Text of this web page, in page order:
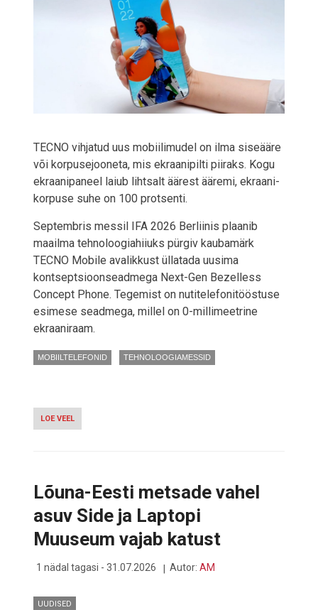
TECNO vihjatud uus mobiilimudel on ilma siseääre
või korpusejooneta, mis ekraanipilti piiraks. Kogu
ekraanipaneel laiub lihtsalt äärest ääremi, ekraani-
korpuse suhe on 100 protsenti.
Septembris messil IFA 2026 Berliinis plaanib
maailma tehnoloogiahiiuks pürgiv kaubamärk
TECNO Mobile avalikkust üllatada uusima
kontseptsioonseadmega Next-Gen Bezelless
Concept Phone. Tegemist on nutitelefonitööstuse
esimese seadmega, millel on 0-millimeetrine
ekraaniraam.
MOBIILTELEFONID TEHNOLOOGIAMESSID
LOE VEEL
TECNO
PUUDUB
Lõuna-Eesti metsade vahel
asuv Side ja Laptopi
Muuseum vajab katust
1 nädal tagasi - 31.07.2026 Autor: AM
UUDISED